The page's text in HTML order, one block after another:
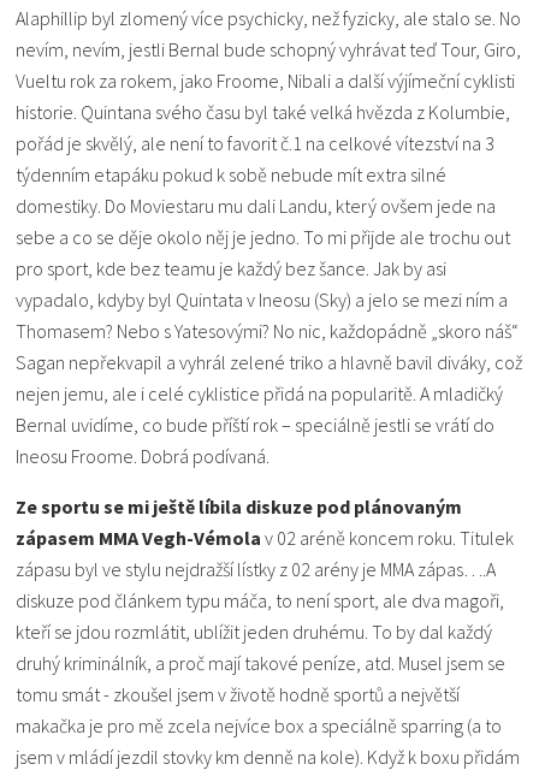
Alaphillip byl zlomený více psychicky, než fyzicky, ale stalo se. No
nevím, nevím, jestli Bernal bude schopný vyhrávat teď Tour, Giro,
Vueltu rok za rokem, jako Froome, Nibali a další výjímeční cyklisti
historie. Quintana svého času byl také velká hvězda z Kolumbie,
pořád je skvělý, ale není to favorit č.1 na celkové vítezství na 3
týdenním etapáku pokud k sobě nebude mít extra silné
domestiky. Do Moviestaru mu dali Landu, který ovšem jede na
sebe a co se děje okolo něj je jedno. To mi přijde ale trochu out
pro sport, kde bez teamu je každý bez šance. Jak by asi
vypadalo, kdyby byl Quintata v Ineosu (Sky) a jelo se mezi ním a
Thomasem? Nebo s Yatesovými? No nic, každopádně „skoro náš“
Sagan nepřekvapil a vyhrál zelené triko a hlavně bavil diváky, což
nejen jemu, ale i celé cyklistice přidá na popularitě. A mladičký
Bernal uvidíme, co bude příští rok – speciálně jestli se vrátí do
Ineosu Froome. Dobrá podívaná.
Ze sportu se mi ještě líbila diskuze pod plánovaným
zápasem MMA Vegh-Vémola v 02 aréně koncem roku. Titulek
zápasu byl ve stylu nejdražší lístky z 02 arény je MMA zápas….A
diskuze pod článkem typu máča, to není sport, ale dva magoři,
kteří se jdou rozmlátit, ublížit jeden druhému. To by dal každý
druhý kriminálník, a proč mají takové peníze, atd. Musel jsem se
tomu smát - zkoušel jsem v životě hodně sportů a největší
makačka je pro mě zcela nejvíce box a speciálně sparring (a to
jsem v mládí jezdil stovky km denně na kole). Když k boxu přidám